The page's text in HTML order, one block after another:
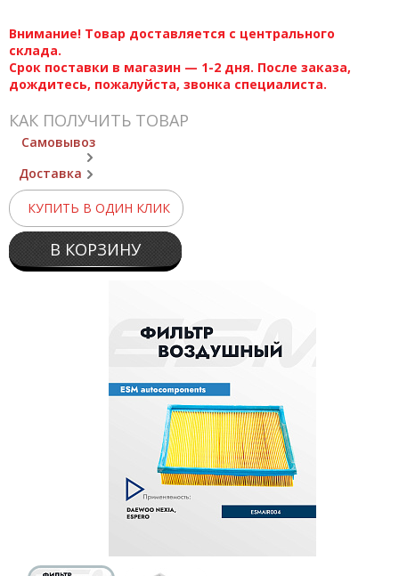
Внимание! Товар доставляется с центрального
склада.
Срок поставки в магазин — 1-2 дня. После заказа,
дождитесь, пожалуйста, звонка специалиста.
КАК ПОЛУЧИТЬ ТОВАР
Самовывоз
Доставка
КУПИТЬ В ОДИН КЛИК
В КОРЗИНУ